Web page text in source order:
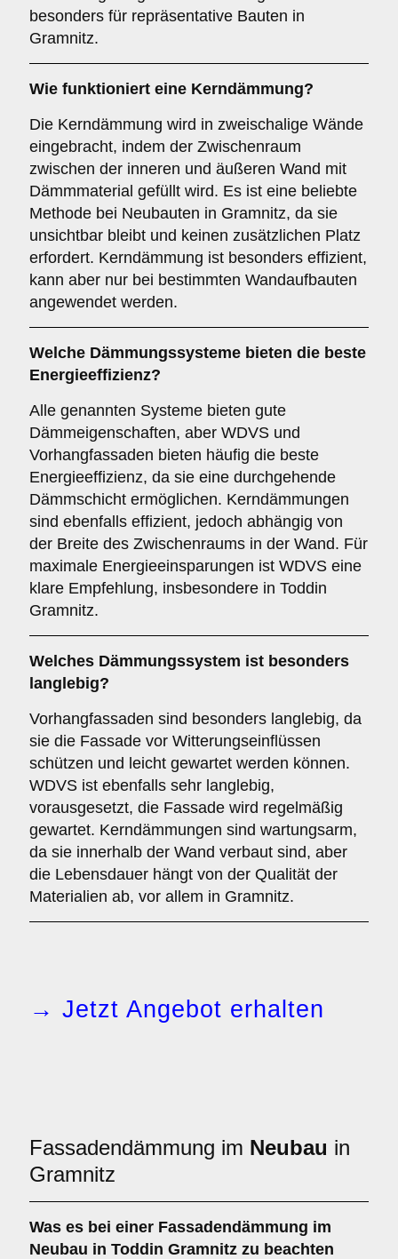
besonders für repräsentative Bauten in
Gramnitz.
Wie funktioniert eine Kerndämmung?
Die Kerndämmung wird in zweischalige Wände
eingebracht, indem der Zwischenraum
zwischen der inneren und äußeren Wand mit
Dämmmaterial gefüllt wird. Es ist eine beliebte
Methode bei Neubauten in Gramnitz, da sie
unsichtbar bleibt und keinen zusätzlichen Platz
erfordert. Kerndämmung ist besonders effizient,
kann aber nur bei bestimmten Wandaufbauten
angewendet werden.
Welche Dämmungssysteme bieten die beste
Energieeffizienz?
Alle genannten Systeme bieten gute
Dämmeigenschaften, aber WDVS und
Vorhangfassaden bieten häufig die beste
Energieeffizienz, da sie eine durchgehende
Dämmschicht ermöglichen. Kerndämmungen
sind ebenfalls effizient, jedoch abhängig von
der Breite des Zwischenraums in der Wand. Für
maximale Energieeinsparungen ist WDVS eine
klare Empfehlung, insbesondere in Toddin
Gramnitz.
Welches Dämmungssystem ist besonders
langlebig?
Vorhangfassaden sind besonders langlebig, da
sie die Fassade vor Witterungseinflüssen
schützen und leicht gewartet werden können.
WDVS ist ebenfalls sehr langlebig,
vorausgesetzt, die Fassade wird regelmäßig
gewartet. Kerndämmungen sind wartungsarm,
da sie innerhalb der Wand verbaut sind, aber
die Lebensdauer hängt von der Qualität der
Materialien ab, vor allem in Gramnitz.
→ Jetzt Angebot erhalten
Fassadendämmung im Neubau in
Gramnitz
Was es bei einer Fassadendämmung im
Neubau in Toddin Gramnitz zu beachten